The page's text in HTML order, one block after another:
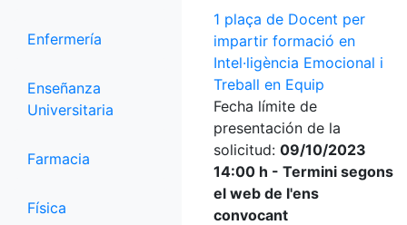
Enfermería
Enseñanza
Universitaria
Farmacia
Física
1 plaça de Docent per
impartir formació en
Intel·ligència Emocional i
Treball en Equip
Fecha límite de
presentación de la
solicitud: 09/10/2023
14:00 h - Termini segons
el web de l'ens
convocant